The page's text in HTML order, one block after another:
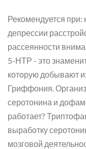
Рекомендуется
депрессии
рассеянности
5-НТР - это
которую добывают
Гриффония.
серотонина и
работает?
выработку
мозговой